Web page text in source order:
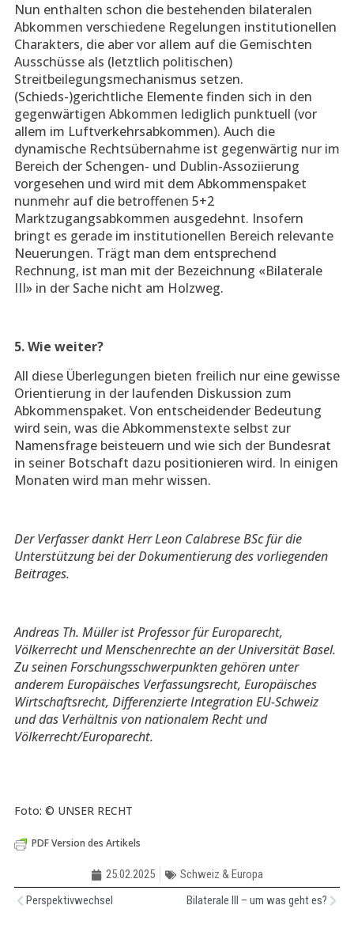
Nun enthalten schon die bestehenden bilateralen
Abkommen verschiedene Regelungen institutionellen
Charakters, die aber vor allem auf die Gemischten
Ausschüsse als (letztlich politischen)
Streitbeilegungsmechanismus setzen.
(Schieds-)gerichtliche Elemente finden sich in den
gegenwärtigen Abkommen lediglich punktuell (vor
allem im Luftverkehrsabkommen). Auch die
dynamische Rechtsübernahme ist gegenwärtig nur im
Bereich der Schengen- und Dublin-Assoziierung
vorgesehen und wird mit dem Abkommenspaket
nunmehr auf die betroffenen 5+2
Marktzugangsabkommen ausgedehnt. Insofern
bringt es gerade im institutionellen Bereich relevante
Neuerungen. Trägt man dem entsprechend
Rechnung, ist man mit der Bezeichnung «Bilaterale
III» in der Sache nicht am Holzweg.
5. Wie weiter?
All diese Überlegungen bieten freilich nur eine gewisse
Orientierung in der laufenden Diskussion zum
Abkommenspaket. Von entscheidender Bedeutung
wird sein, was die Abkommenstexte selbst zur
Namensfrage beisteuern und wie sich der Bundesrat
in seiner Botschaft dazu positionieren wird. In einigen
Monaten wird man mehr wissen.
Der Verfasser dankt Herr Leon Calabrese BSc für die
Unterstützung bei der Dokumentierung des vorliegenden
Beitrages.
Andreas Th. Müller ist Professor für Europarecht,
Völkerrecht und Menschenrechte an der Universität Basel.
Zu seinen Forschungsschwerpunkten gehören unter
anderem Europäisches Verfassungsrecht, Europäisches
Wirtschaftsrecht, Differenzierte Integration EU-Schweiz
und das Verhältnis von nationalem Recht und
Völkerrecht/Europarecht.
Foto: © UNSER RECHT
PDF Version des Artikels
25.02.2025
Schweiz & Europa
Perspektivwechsel
Bilaterale III – um was geht es?